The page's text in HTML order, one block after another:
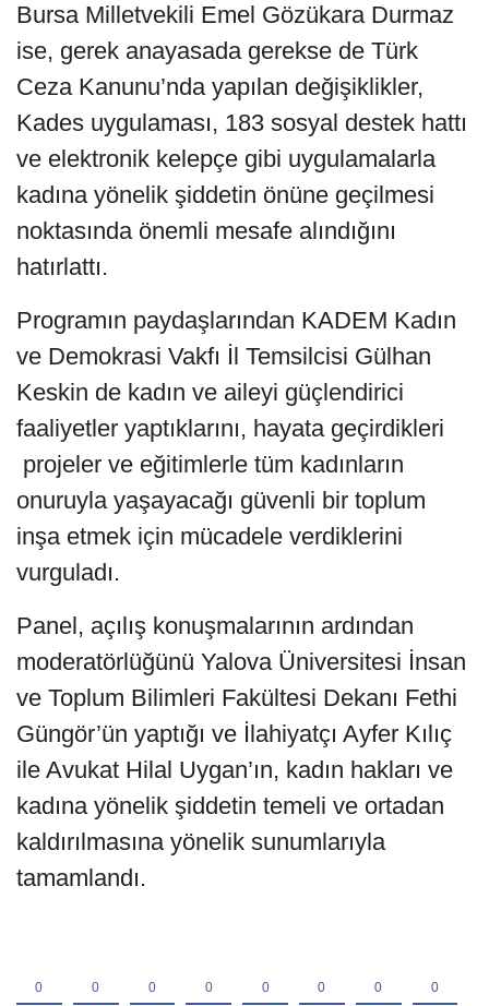
Bursa Milletvekili Emel Gözükara Durmaz
ise, gerek anayasada gerekse de Türk
Ceza Kanunu’nda yapılan değişiklikler,
Kades uygulaması, 183 sosyal destek hattı
ve elektronik kelepçe gibi uygulamalarla
kadına yönelik şiddetin önüne geçilmesi
noktasında önemli mesafe alındığını
hatırlattı.
Programın paydaşlarından KADEM Kadın
ve Demokrasi Vakfı İl Temsilcisi Gülhan
Keskin de kadın ve aileyi güçlendirici
faaliyetler yaptıklarını, hayata geçirdikleri
projeler ve eğitimlerle tüm kadınların
onuruyla yaşayacağı güvenli bir toplum
inşa etmek için mücadele verdiklerini
vurguladı.
Panel, açılış konuşmalarının ardından
moderatörlüğünü Yalova Üniversitesi İnsan
ve Toplum Bilimleri Fakültesi Dekanı Fethi
Güngör’ün yaptığı ve İlahiyatçı Ayfer Kılıç
ile Avukat Hilal Uygan’ın, kadın hakları ve
kadına yönelik şiddetin temeli ve ortadan
kaldırılmasına yönelik sunumlarıyla
tamamlandı.